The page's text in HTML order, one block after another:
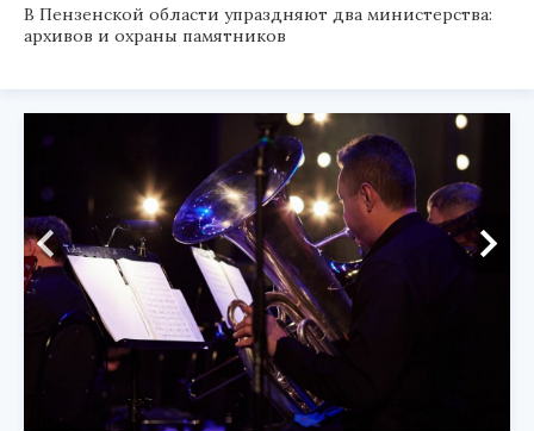
В Пензенской области упраздняют два министерства:
архивов и охраны памятников